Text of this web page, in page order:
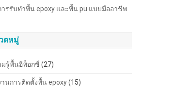
ารรับทำพื้น epoxy และพื้น pu แบบมืออาชีพ
ดหมู่
มรู้พื้นอีพ็อกซี่ (27)
านการติดตั้งพื้น epoxy(15)